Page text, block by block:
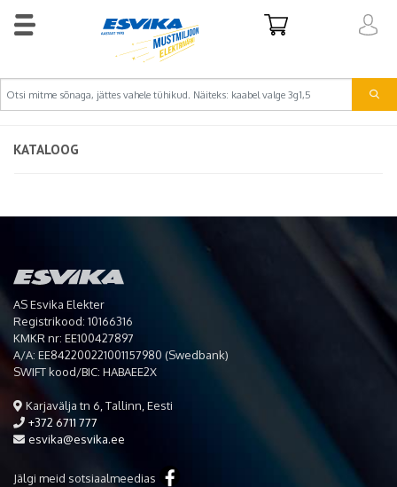
KATALOOG
AS Esvika Elekter
Registrikood: 10166316
KMKR nr: EE100427897
A/A: EE842200221001157980 (Swedbank)
SWIFT kood/BIC: HABAEE2X
Karjavälja tn 6, Tallinn, Eesti
+372 6711 777
esvika@esvika.ee
Jälgi meid sotsiaalmeedias